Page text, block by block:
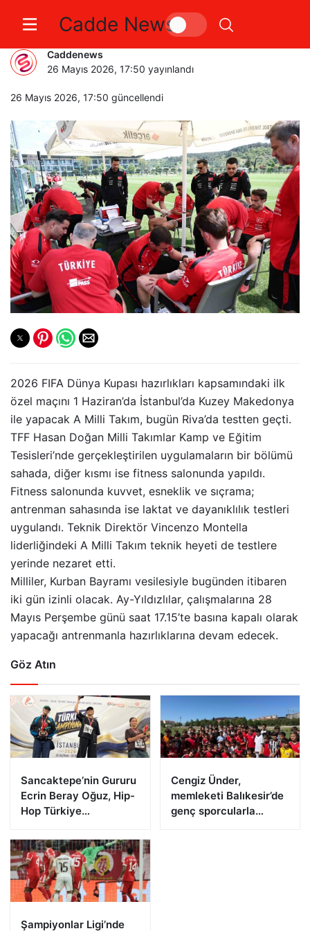
Cadde News
Milli oyuncular, testten geçti
Caddenews
26 Mayıs 2026, 17:50 yayınlandı
26 Mayıs 2026, 17:50 güncellendi
2026 FIFA Dünya Kupası hazırlıkları kapsamındaki ilk
özel maçını 1 Haziran’da İstanbul’da Kuzey Makedonya
ile yapacak A Milli Takım, bugün Riva’da testten geçti.
TFF Hasan Doğan Milli Takımlar Kamp ve Eğitim
Tesisleri’nde gerçekleştirilen uygulamaların bir bölümü
sahada, diğer kısmı ise fitness salonunda yapıldı.
Fitness salonunda kuvvet, esneklik ve sıçrama;
antrenman sahasında ise laktat ve dayanıklılık testleri
uygulandı. Teknik Direktör Vincenzo Montella
liderliğindeki A Milli Takım teknik heyeti de testlere
yerinde nezaret etti.
Milliler, Kurban Bayramı vesilesiyle bugünden itibaren
iki gün izinli olacak. Ay-Yıldızlılar, çalışmalarına 28
Mayıs Perşembe günü saat 17.15’te basına kapalı olarak
yapacağı antrenmanla hazırlıklarına devam edecek.
Göz Atın
Sancaktepe’nin Gururu
Ecrin Beray Oğuz, Hip-
Hop Türkiye
Zirveye Çıktı
Cengiz Ünder,
memleketi Balıkesir’de
genç sporcularla
Şampiyonlar Ligi’nde